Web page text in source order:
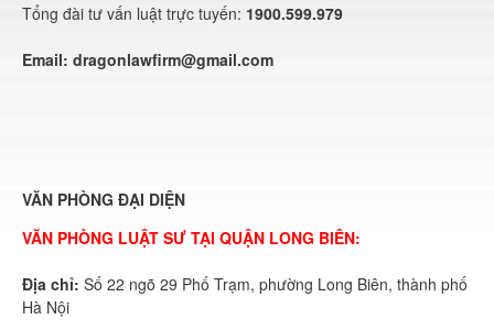
Tổng đài tư vấn luật trực tuyến: 1900.599.979
Email: dragonlawfirm@gmail.com
VĂN PHÒNG ĐẠI DIỆN
VĂN PHÒNG LUẬT SƯ TẠI QUẬN LONG BIÊN:
Địa chỉ: Số 22 ngõ 29 Phố Trạm, phường Long Biên, thành phố
Hà Nội